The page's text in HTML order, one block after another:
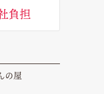
負担
の屋